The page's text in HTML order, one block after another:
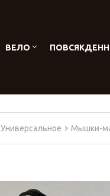
ВЕЛО
Универсальное Мышки-